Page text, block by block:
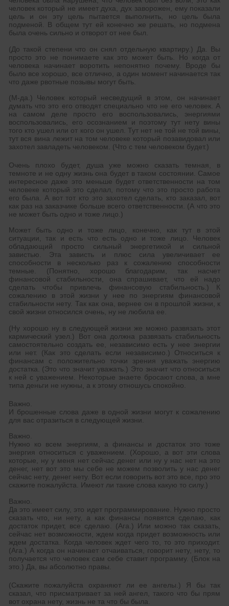
человек который не имеет духа, дух заворожен, ему показали
цель и он эту цель пытается выполнить, но цель была
подменой. В общем тут ей конечно же решать, но подмена
была очень сильно и отворот от нее был.
(До такой степени что он снял отдельную квартиру.) Да. Вы
просто это не понимаете как это может быть. Но когда от
человека начинает воротить непонятно почему. Вроде бы
было все хорошо, все отлично, а один момент начинается так
что даже рвотные позывы могут быть.
(М-да.) Человек который несведущий в этом, он начинает
думать что это его отводят специально что не его человек. А
на самом деле просто его воспользовались, энергиями
воспользовались, его осознанием и поэтому тут нету вины
того кто ушел или от кого он ушел. Тут нет не той не той вины,
тут вся вина лежит на том человеке который позавидовал или
захотел завладеть человеком. (Что с тем человеком будет.)
Очень плохо будет, душа уже можно сказать темная, в
темноте и не одну жизнь она будет в таком состоянии. Самое
интересное даже это меньше будет ответственности на том
человеке который это сделал, потому что это просто работа
его была. А вот тот кто это захотел сделать, кто заказал, вот
как раз на заказчике больше всего ответственности. (А что это
не может быть одно и тоже лицо.)
Может быть одно и тоже лицо, конечно, как тут в этой
ситуации, так и есть что есть одно и тоже лицо. Человек
обладающий просто сильный энергетикой и сильной
завистью. Эта зависть и плюс сила увеличивает ее
способности в несколько раз к сожалению способности
темные. (Понятно, хорошо благодарим, так насчет
финансовой стабильности, она спрашивает, что ей надо
сделать чтобы привлечь финансовую стабильность.) К
сожалению в этой жизни у нее по энергиям финансовой
стабильности нету. Так как она, вернее он в прошлой жизни, к
свой жизни относился очень, ну не любила ее.
(Ну хорошо ну в следующей жизни же можно развязать этот
кармический узел.) Вот она должна развязать стабильность
самостоятельно создать ее, независимо есть у нее энергии
или нет. (Как это сделать если независимо.) Относиться к
финансам с положительно точки зрения уважать энергию
достатка. (Это что значит уважать.) Это значит что относиться
к ней с уважением. Некоторые знаете бросают слова, а мне
типа деньги не нужны, а к этому отношусь спокойно.
Важно.
И брошенные слова даже в одной жизни могут к сожалению
для вас отразиться в следующей жизни.
Важно.
Нужно ко всем энергиям, а финансы и достаток это тоже
энергия относиться с уважением. (Хорошо, а вот эти слова
которые, ну у меня нет сейчас денег или ну у нас нет на это
денег, нет вот это мы себе не можем позволить у нас денег
сейчас нету, денег нету. Вот если говорить вот это все, про это
скажите пожалуйста. Имеют ли такие слова какую то силу.)
Важно.
Да это имеет силу, это идет программирование. Нужно просто
сказать что, ни нету, а как финансы появятся сделаю, как
достаток придет, все сделаю. (Ага.) Или можно так сказать,
сейчас нет возможности, ждем когда придет возможность или
ждем достатка. Когда человек ждет чего то, то это приходит.
(Ага.) А когда он начинает отчаиваться, говорит нету, нету, то
получается что человек сам себе ставит программу. (Блок на
это.) Да, вы абсолютно правы.
(Скажите пожалуйста охраняют ли ее ангелы.) Я бы так
сказал, что присматривает за ней ангел, такого что бы прям
вот охрана нету, жизнь не та что бы была.